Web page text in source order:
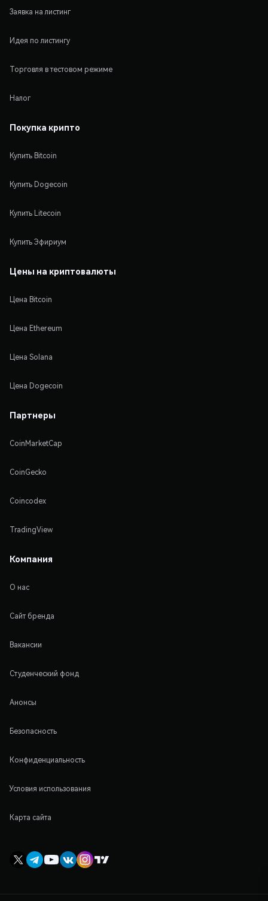
Заявка на листинг
Идея по листингу
Торговля в тестовом режиме
Налог
Покупка крипто
Купить Bitcoin
Купить Dogecoin
Купить Litecoin
Купить Эфириум
Цены на криптовалюты
Цена Bitcoin
Цена Ethereum
Цена Solana
Цена Dogecoin
Партнеры
CoinMarketCap
CoinGecko
Coincodex
TradingView
Компания
О нас
Сайт бренда
Вакансии
Студенческий фонд
Анонсы
Безопасность
Конфиденциальность
Условия использования
Карта сайта